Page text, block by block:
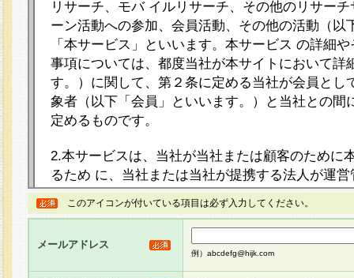
リサーチ、モバ イルリサーチ、その他のリサー
ーン活動への参加、会員活動、その他の活動（以
「本サービス」といいます。本サービス の詳細
事項については、都度当社が本サイトにおいて詳
す。）に関して、第２条に定める当社が会員とし
象者（以下「会員」といいます。）と当社との間
定めるものです。
2.本サービスは、当社が当社または顧客のために
るため に、当社または当社が提携する法人が運
ト（以下「本サイト」といいます。）上に本サー
ージを設け、会員がアンケー ト調査に回答する
し、その結果を当社が集計・分析その他の利用を
るものです。なお、本サービスは、それぞれの目
員に対して本サービスの依頼を行うこともあり、
このアイコンが付いている項目は必ず入力してください。
メールアドレス
例）abcdefg@hijk.com